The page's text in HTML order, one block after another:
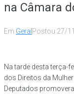
na Câmara
Em Geral Postou 27/
Na tarde desta terça-
dos Direitos da
Deputados